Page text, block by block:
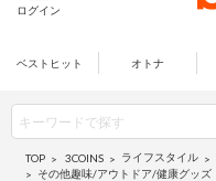
ログイン
ベストヒット オトナ
TOP 3COINS ライフスタイル
その他趣味/アウトドア/健康グッズ